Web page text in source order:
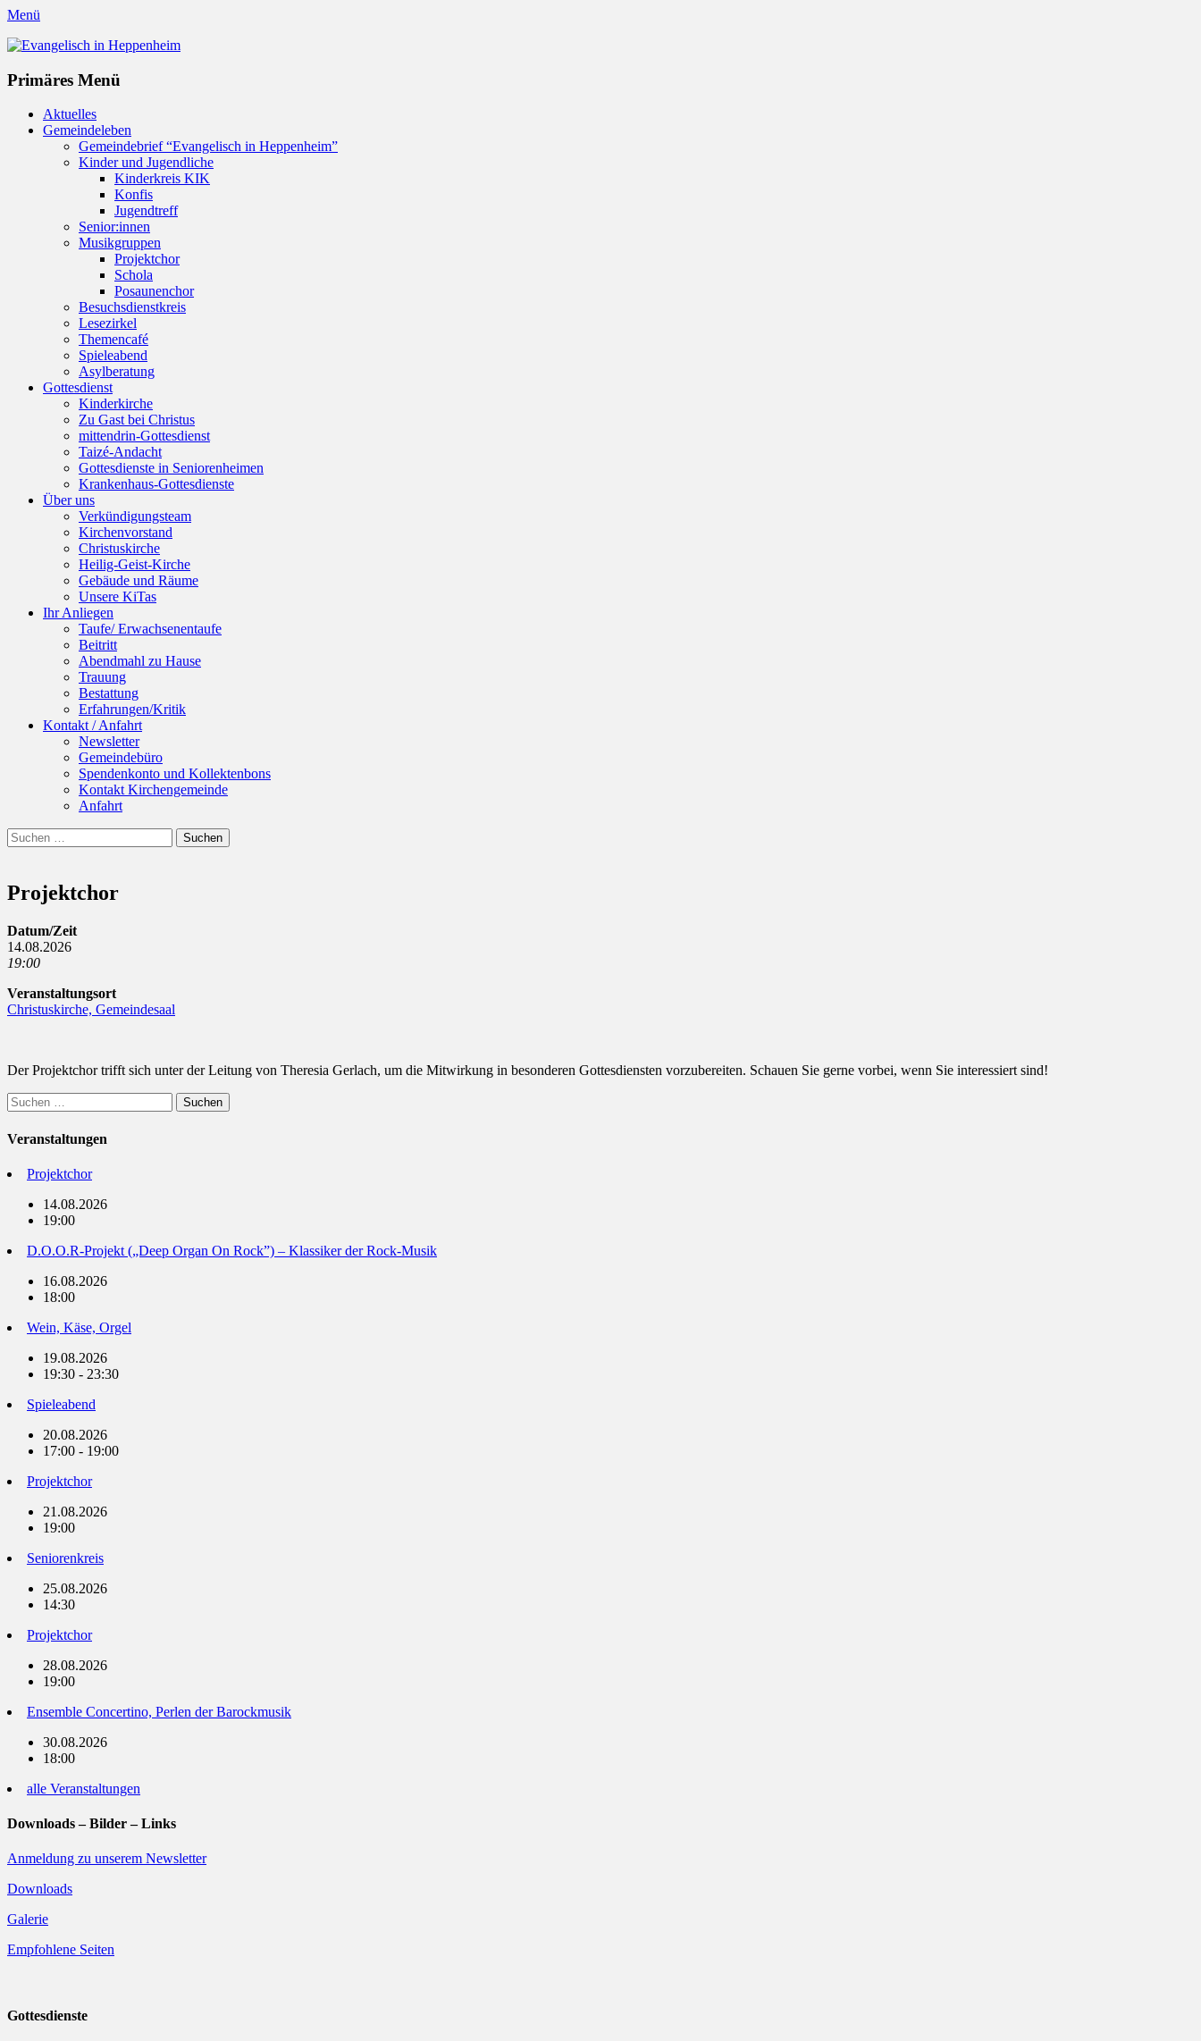
Menü
Evangelisch in Heppenheim
Primäres Menü
Zum
Inhalt
Aktuelles
Gemeindeleben
Gemeindebrief “Evangelisch in Heppenheim”
Kinder und Jugendliche
Kinderkreis KIK
Konfis
Jugendtreff
Senior:innen
Musikgruppen
Projektchor
Schola
Posaunenchor
Besuchsdienstkreis
Lesezirkel
Themencafé
Spieleabend
Asylberatung
Gottesdienst
Kinderkirche
Zu Gast bei Christus
mittendrin-Gottesdienst
Taizé-Andacht
Gottesdienste in Seniorenheimen
Krankenhaus-Gottesdienste
Über uns
Verkündigungsteam
Kirchenvorstand
Christuskirche
Heilig-Geist-Kirche
Gebäude und Räume
Unsere KiTas
Ihr Anliegen
Taufe/ Erwachsenentaufe
Beitritt
Abendmahl zu Hause
Trauung
Bestattung
Erfahrungen/Kritik
Kontakt / Anfahrt
Newsletter
Gemeindebüro
Spendenkonto und Kollektenbons
Kontakt Kirchengemeinde
Anfahrt
Suchen
Suchen
nach:
Projektchor
Datum/Zeit
14.08.2026
19:00
Veranstaltungsort
Christuskirche, Gemeindesaal
Der Projektchor trifft sich unter der Leitung von Theresia Gerlach, um die Mitwirkung in besonderen Gottesdiensten vorzubereiten. Schauen Sie gerne vorbei, wenn Sie interessiert sind!
Suchen
nach:
Veranstaltungen
Projektchor
14.08.2026
19:00
D.O.O.R-Projekt („Deep Organ On Rock”) – Klassiker der Rock-Musik
16.08.2026
18:00
Wein, Käse, Orgel
19.08.2026
19:30 - 23:30
Spieleabend
20.08.2026
17:00 - 19:00
Projektchor
21.08.2026
19:00
Seniorenkreis
25.08.2026
14:30
Projektchor
28.08.2026
19:00
Ensemble Concertino, Perlen der Barockmusik
30.08.2026
18:00
alle Veranstaltungen
Downloads – Bilder – Links
Anmeldung zu unserem Newsletter
Downloads
Galerie
Empfohlene Seiten
Gottesdienste